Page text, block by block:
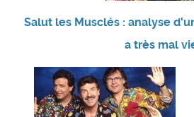
Salut les Musclés : analyse
a très mal